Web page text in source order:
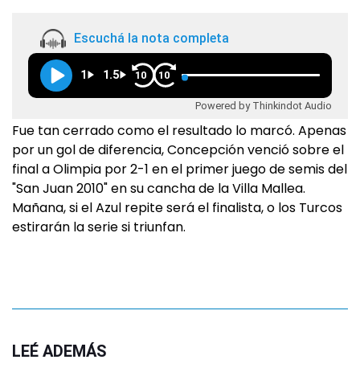
Escuchá la nota completa
1 1.5 10 10
Powered by Thinkindot Audio
Fue tan cerrado como el resultado lo marcó. Apenas
por un gol de diferencia, Concepción venció sobre el
final a Olimpia por 2-1 en el primer juego de semis del
"San Juan 2010" en su cancha de la Villa Mallea.
Mañana, si el Azul repite será el finalista, o los Turcos
estirarán la serie si triunfan.
LEÉ ADEMÁS